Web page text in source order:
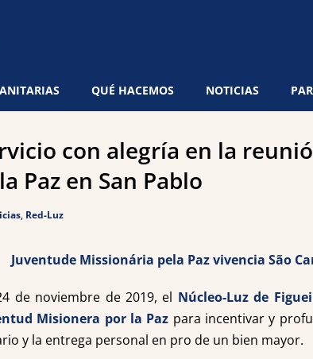
QUÉ HACEMOS NOTICIAS
con alegría en la
Paz en San Pablo
, Red-Luz
de noviembre de 2019, el Núcleo-Luz de
Misionera por la Paz para incentivar y
y la entrega personal en pro de un bien mayor.